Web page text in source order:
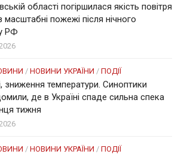
області погіршилася якість повітря
масштабні пожежі після нічного
РФ
/ НОВИНИ УКРАЇНИ / ПОДІЇ
зниження температури. Синоптики
де в Україні спаде сильна спека
тижня
/ НОВИНИ УКРАЇНИ / ПОДІЇ